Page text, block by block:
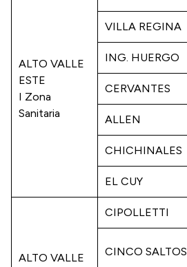
ALTO VALLE
ESTE
I Zona
Sanitaria
VILLA REGINA
ING. HUERGO
CERVANTES
ALLEN
CHICHINALES
EL CUY
ALTO VALLE
CIPOLLETTI
CINCO SALTOS